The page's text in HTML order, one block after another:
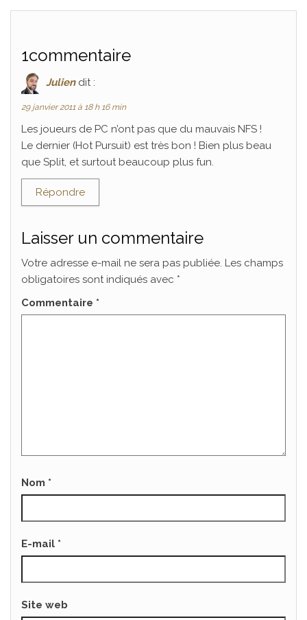
1commentaire
Julien dit :
29 janvier 2011 à 18 h 16 min
Les joueurs de PC n’ont pas que du mauvais NFS !
Le dernier (Hot Pursuit) est très bon ! Bien plus beau
que Split, et surtout beaucoup plus fun.
Répondre
Laisser un commentaire
Votre adresse e-mail ne sera pas publiée. Les champs
obligatoires sont indiqués avec *
Commentaire *
Nom *
E-mail *
Site web